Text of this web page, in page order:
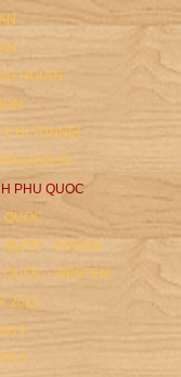
HOI AN
CHI TUNNEL
DELTA
PHU QUOC
QUOC
QUOC - SÜDEN
QUOC - WESTEN
2015